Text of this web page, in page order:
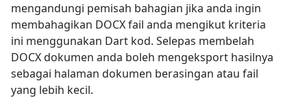
mengandungi pemisah bahagian jika anda ingin
membahagikan DOCX fail anda mengikut kriteria
ini menggunakan Dart kod. Selepas membelah
DOCX dokumen anda boleh mengeksport hasilnya
sebagai halaman dokumen berasingan atau fail
yang lebih kecil.